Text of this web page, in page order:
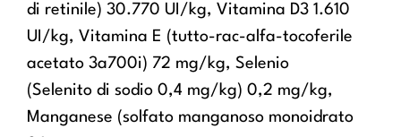
di retinile) 30.770 UI/kg, Vitamina D3 1.610
UI/kg, Vitamina E (tutto-rac-alfa-tocoferile
acetato 3a700i) 72 mg/kg, Selenio
(Selenito di sodio 0,4 mg/kg) 0,2 mg/kg,
Manganese (solfato manganoso monoidrato